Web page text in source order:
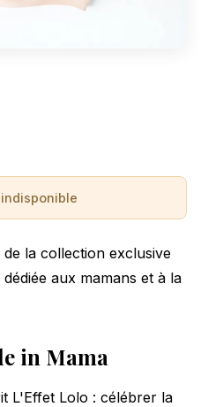
la collection exclusive
aux mamans et à la
in Mama
L'Effet Lolo : célébrer la